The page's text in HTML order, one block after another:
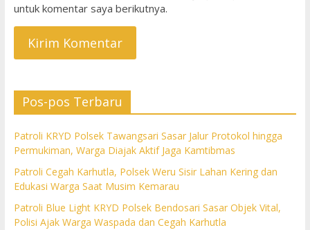
untuk komentar saya berikutnya.
Pos-pos Terbaru
Patroli KRYD Polsek Tawangsari Sasar Jalur Protokol hingga
Permukiman, Warga Diajak Aktif Jaga Kamtibmas
Patroli Cegah Karhutla, Polsek Weru Sisir Lahan Kering dan
Edukasi Warga Saat Musim Kemarau
Patroli Blue Light KRYD Polsek Bendosari Sasar Objek Vital,
Polisi Ajak Warga Waspada dan Cegah Karhutla